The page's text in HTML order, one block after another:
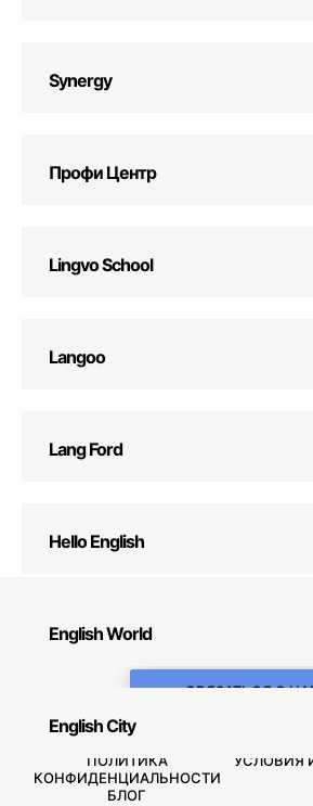
Synergy
Профи Центр
Lingvo School
Langoo
Lang Ford
Hello English
English World
English City
СВЯЗАТЬСЯ С
ПОЛИТИКА
КОНФИДЕНЦИАЛЬНОСТИ
УСЛОВИЯ
БЛОГ